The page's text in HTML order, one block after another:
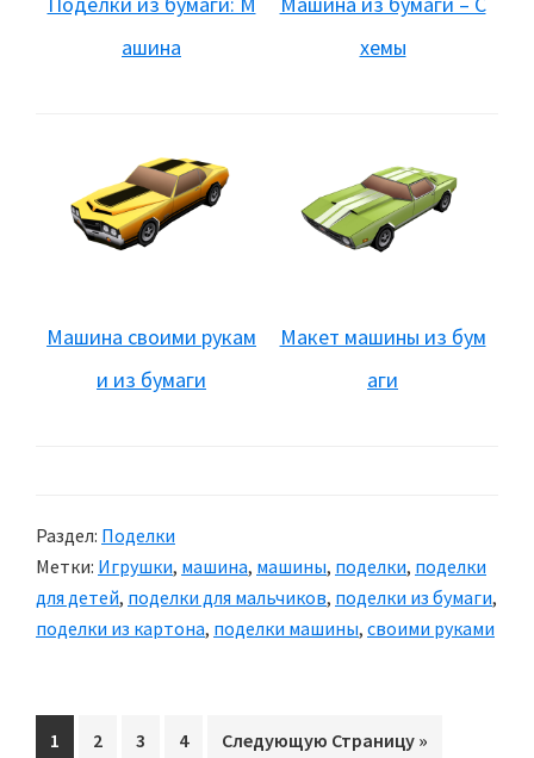
ашина
хемы
Машина своими рукам
и из бумаги
Макет машины из бум
аги
Раздел: Поделки
Метки: Игрушки, машина, машины, поделки, поделки
для детей, поделки для мальчиков, поделки из бумаги,
поделки из картона, поделки машины, своими руками
Перейти
1
Перейти
2
Перейти
3
Перейти
4
Перейти
Следующую Страницу »